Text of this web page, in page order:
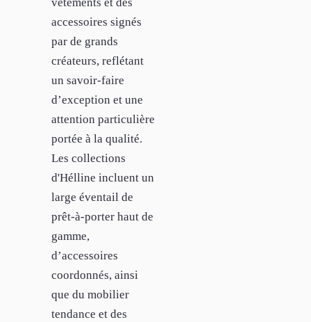
accessoires signés
par de grands
créateurs, reflétant
un savoir-faire
d’exception et une
attention particulière
portée à la qualité.
Les collections
d'Hélline incluent un
large éventail de
prêt-à-porter haut de
gamme,
d’accessoires
coordonnés, ainsi
que du mobilier
tendance et des